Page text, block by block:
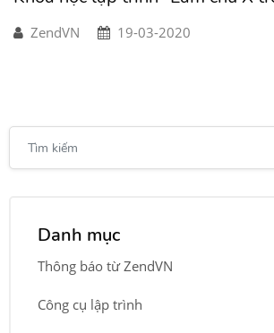
ZendVN 19-03-2020
Danh mục
Thông báo từ ZendVN
Công cụ lập trình